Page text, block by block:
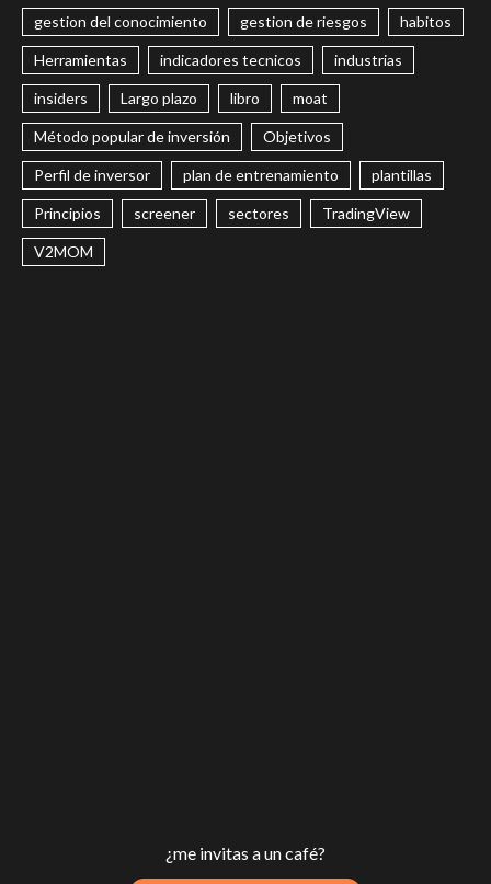
gestion del conocimiento gestion de riesgos habitos
Herramientas indicadores tecnicos industrias
insiders Largo plazo libro moat
Método popular de inversión Objetivos
Perfil de inversor plan de entrenamiento plantillas
Principios screener sectores TradingView
V2MOM
¿me invitas a un café?